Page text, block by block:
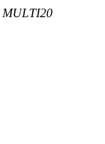
MULTI20